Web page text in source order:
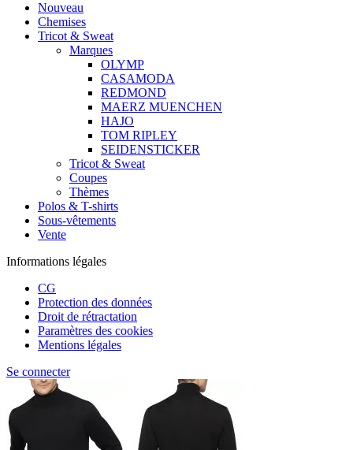
Nouveau
Chemises
Tricot & Sweat
Marques
OLYMP
CASAMODA
REDMOND
MAERZ MUENCHEN
HAJO
TOM RIPLEY
SEIDENSTICKER
Tricot & Sweat
Coupes
Thèmes
Polos & T-shirts
Sous-vêtements
Vente
Informations légales
CG
Protection des données
Droit de rétractation
Paramètres des cookies
Mentions légales
Se connecter